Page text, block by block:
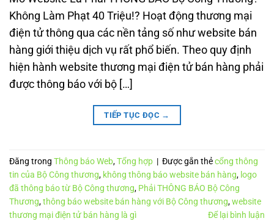
Không Làm Phạt 40 Triệu!? Hoạt động thương mại
điện tử thông qua các nền tảng số như website bán
hàng giới thiệu dịch vụ rất phổ biến. Theo quy định
hiện hành website thương mại điện tử bán hàng phải
được thông báo với bộ […]
TIẾP TỤC ĐỌC →
Đăng trong Thông báo Web,Tổng hợp | Được gắn thẻcổng thông
tin của Bộ Công thương, không thông báo website bán hàng, logo
đã thông báo từ Bộ Công thương, Phải THÔNG BÁO Bộ Công
Thương,thông báo website bán hàng với Bộ Công thương,website
thương mại điện tử bán hàng là gì
Để lại bình luận